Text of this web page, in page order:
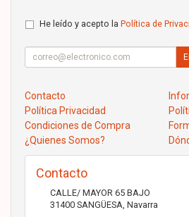
He leído y acepto la Política de
Contacto
Política Privacidad
Condiciones de Compra
¿Quienes Somos?
Contacto
CALLE/ MAYOR 65 BAJO
31400 SANGÜESA, Navarra